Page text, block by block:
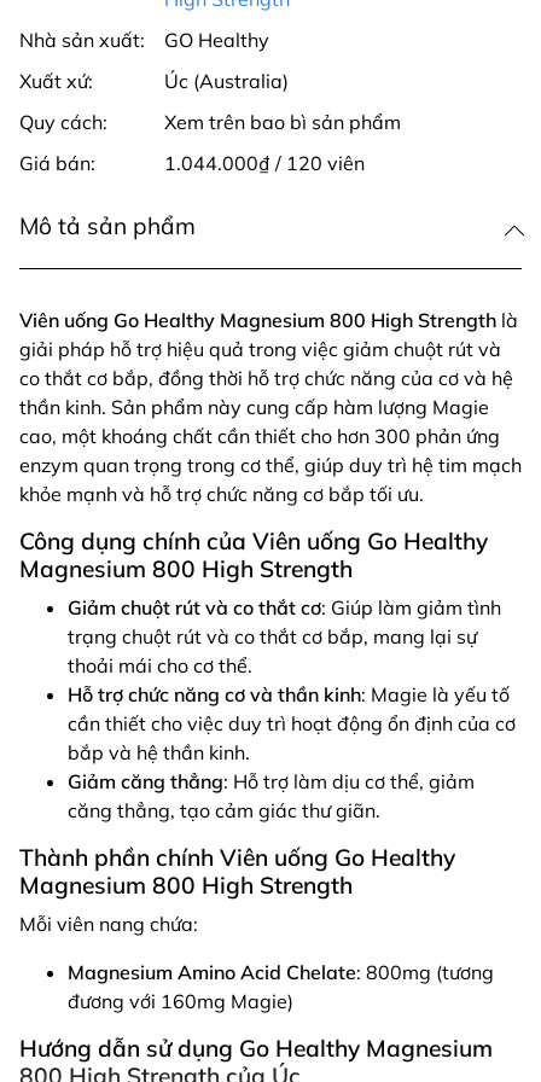
Nhà sản xuất:
GO Healthy
Xuất xứ:
Úc (Australia)
Quy cách:
Xem trên bao bì sản phẩm
Giá bán:
1.044.000₫ / 120 viên
Mô tả sản phẩm
Viên uống Go Healthy Magnesium 800 High Strength là
giải pháp hỗ trợ hiệu quả trong việc giảm chuột rút và
co thắt cơ bắp, đồng thời hỗ trợ chức năng của cơ và hệ
thần kinh. Sản phẩm này cung cấp hàm lượng Magie
cao, một khoáng chất cần thiết cho hơn 300 phản ứng
enzym quan trọng trong cơ thể, giúp duy trì hệ tim mạch
khỏe mạnh và hỗ trợ chức năng cơ bắp tối ưu.
Công dụng chính của Viên uống Go Healthy
Magnesium 800 High Strength
Giảm chuột rút và co thắt cơ: Giúp làm giảm tình
trạng chuột rút và co thắt cơ bắp, mang lại sự
thoải mái cho cơ thể.
Hỗ trợ chức năng cơ và thần kinh: Magie là yếu tố
cần thiết cho việc duy trì hoạt động ổn định của cơ
bắp và hệ thần kinh.
Giảm căng thẳng: Hỗ trợ làm dịu cơ thể, giảm
căng thẳng, tạo cảm giác thư giãn.
Thành phần chính Viên uống Go Healthy
Magnesium 800 High Strength
Mỗi viên nang chứa:
Magnesium Amino Acid Chelate: 800mg (tương
đương với 160mg Magie)
Hướng dẫn sử dụng Go Healthy Magnesium
800 High Strength của Úc